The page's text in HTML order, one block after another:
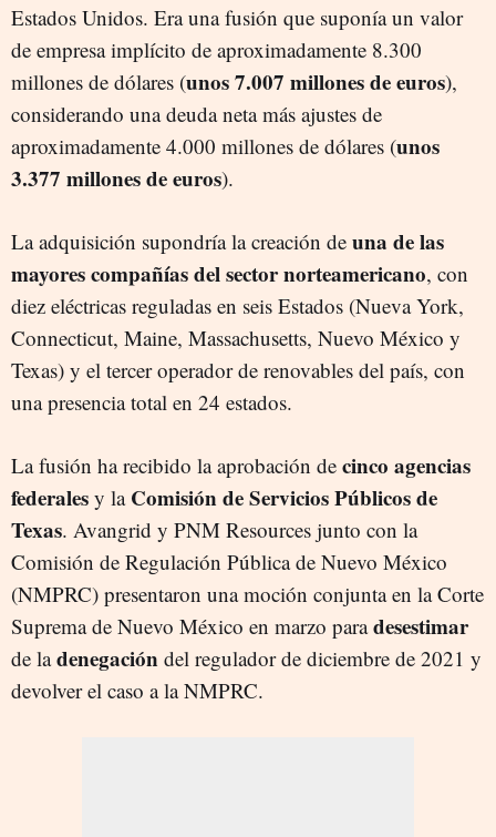
Estados Unidos. Era una fusión que suponía un valor
de empresa implícito de aproximadamente 8.300
millones de dólares (unos 7.007 millones de euros),
considerando una deuda neta más ajustes de
aproximadamente 4.000 millones de dólares (unos
3.377 millones de euros).
La adquisición supondría la creación de una de las
mayores compañías del sector norteamericano, con
diez eléctricas reguladas en seis Estados (Nueva York,
Connecticut, Maine, Massachusetts, Nuevo México y
Texas) y el tercer operador de renovables del país, con
una presencia total en 24 estados.
La fusión ha recibido la aprobación de cinco agencias
federales y la Comisión de Servicios Públicos de
Texas. Avangrid y PNM Resources junto con la
Comisión de Regulación Pública de Nuevo México
(NMPRC) presentaron una moción conjunta en la Corte
Suprema de Nuevo México en marzo paradesestimar
de ladenegación del regulador de diciembre de 2021 y
devolver el caso a la NMPRC.